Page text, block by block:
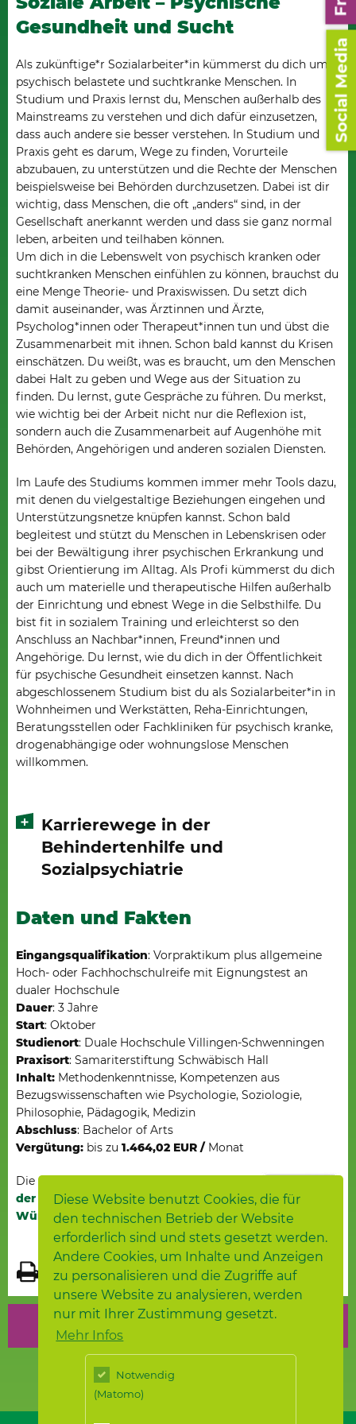
Diese Website benutzt Cookies, die für
den technischen Betrieb der Website
erforderlich sind und stets gesetzt werden.
Andere Cookies, um Inhalte und Anzeigen
zu personalisieren und die Zugriffe auf
unsere Website zu analysieren, werden
nur mit Ihrer Zustimmung gesetzt.
Mehr Infos
Notwendig
(Matomo)
Social Media
Gesundheit und Sucht
Als zukünftige*r Sozialarbeiter*in kümmerst du dich um
psychisch belastete und suchtkranke Menschen. In
Studium und Praxis lernst du, Menschen außerhalb des
Mainstreams zu verstehen und dich dafür einzusetzen,
dass auch andere sie besser verstehen. In Studium und
Praxis geht es darum, Wege zu finden, Vorurteile
abzubauen, zu unterstützen und die Rechte der Menschen
beispielsweise bei Behörden durchzusetzen. Dabei ist dir
wichtig, dass Menschen, die oft „anders“ sind, in der
Gesellschaft anerkannt werden und dass sie ganz normal
leben, arbeiten und teilhaben können.
Um dich in die Lebenswelt von psychisch kranken oder
suchtkranken Menschen einfühlen zu können, brauchst du
eine Menge Theorie- und Praxiswissen. Du setzt dich
damit auseinander, was Ärztinnen und Ärzte,
Psycholog*innen oder Therapeut*innen tun und übst die
Zusammenarbeit mit ihnen. Schon bald kannst du Krisen
einschätzen. Du weißt, was es braucht, um den Menschen
dabei Halt zu geben und Wege aus der Situation zu
finden. Du lernst, gute Gespräche zu führen. Du merkst,
wie wichtig bei der Arbeit nicht nur die Reflexion ist,
sondern auch die Zusammenarbeit auf Augenhöhe mit
Behörden, Angehörigen und anderen sozialen Diensten.
Im Laufe des Studiums kommen immer mehr Tools dazu,
mit denen du vielgestaltige Beziehungen eingehen und
Unterstützungsnetze knüpfen kannst. Schon bald
begleitest und stützt du Menschen in Lebenskrisen oder
bei der Bewältigung ihrer psychischen Erkrankung und
gibst Orientierung im Alltag. Als Profi kümmerst du dich
auch um materielle und therapeutische Hilfen außerhalb
der Einrichtung und ebnest Wege in die Selbsthilfe. Du
bist fit in sozialem Training und erleichterst so den
Anschluss an Nachbar*innen, Freund*innen und
Angehörige. Du lernst, wie du dich in der Öffentlichkeit
für psychische Gesundheit einsetzen kannst. Nach
abgeschlossenem Studium bist du als Sozialarbeiter*in in
Wohnheimen und Werkstätten, Reha-Einrichtungen,
Beratungsstellen oder Fachkliniken für psychisch kranke,
drogenabhängige oder wohnungslose Menschen
willkommen.
Karrierewege in der
Behindertenhilfe und
Sozialpsychiatrie
Daten und Fakten
Eingangsqualifikation: Vorpraktikum plus allgemeine
Hoch- oder Fachhochschulreife mit Eignungstest an
dualer Hochschule
Dauer: 3 Jahre
Start: Oktober
Studienort: Duale Hochschule Villingen-Schwenningen
Praxisort: Samariterstiftung Schwäbisch Hall
Inhalt: Methodenkenntnisse, Kompetenzen aus
Bezugswissenschaften wie Psychologie, Soziologie,
Philosophie, Pädagogik, Medizin
Abschluss: Bachelor of Arts
Vergütung: bis zu 1.464,02 EUR / Monat
Die Samariterstiftung ist
der Dualen Hochschule Baden
Württemberg(DHBW).
Finde dein Duales Studium